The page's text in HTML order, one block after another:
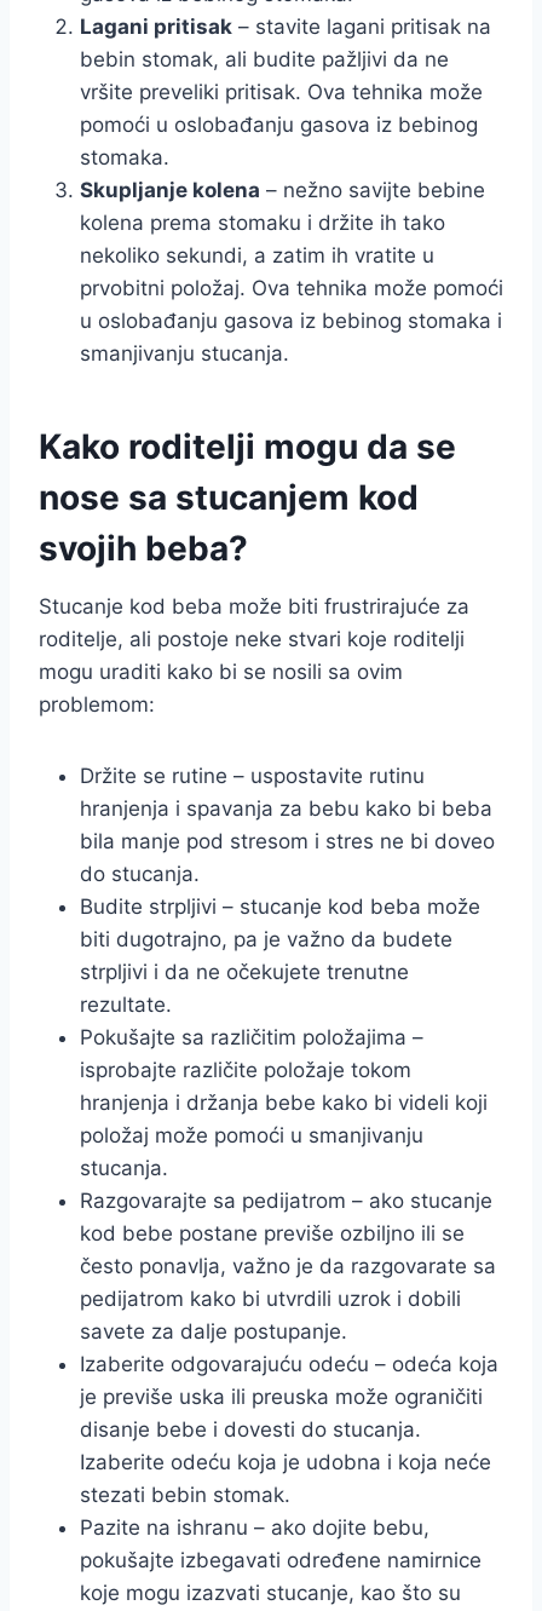
Lagani pritisak – stavite lagani pritisak na
bebin stomak, ali budite pažljivi da ne
vršite preveliki pritisak. Ova tehnika može
pomoći u oslobađanju gasova iz bebinog
stomaka.
Skupljanje kolena – nežno savijte bebine
kolena prema stomaku i držite ih tako
nekoliko sekundi, a zatim ih vratite u
prvobitni položaj. Ova tehnika može pomoći
u oslobađanju gasova iz bebinog stomaka i
smanjivanju stucanja.
Kako roditelji mogu da se
nose sa stucanjem kod
svojih beba?
Stucanje kod beba može biti frustrirajuće za
roditelje, ali postoje neke stvari koje roditelji
mogu uraditi kako bi se nosili sa ovim
problemom:
Držite se rutine – uspostavite rutinu
hranjenja i spavanja za bebu kako bi beba
bila manje pod stresom i stres ne bi doveo
do stucanja.
Budite strpljivi – stucanje kod beba može
biti dugotrajno, pa je važno da budete
strpljivi i da ne očekujete trenutne
rezultate.
Pokušajte sa različitim položajima –
isprobajte različite položaje tokom
hranjenja i držanja bebe kako bi videli koji
položaj može pomoći u smanjivanju
stucanja.
Razgovarajte sa pedijatrom – ako stucanje
kod bebe postane previše ozbiljno ili se
često ponavlja, važno je da razgovarate sa
pedijatrom kako bi utvrdili uzrok i dobili
savete za dalje postupanje.
Izaberite odgovarajuću odeću – odeća koja
je previše uska ili preuska može ograničiti
disanje bebe i dovesti do stucanja.
Izaberite odeću koja je udobna i koja neće
stezati bebin stomak.
Pazite na ishranu – ako dojite bebu,
pokušajte izbegavati određene namirnice
koje mogu izazvati stucanje, kao što su